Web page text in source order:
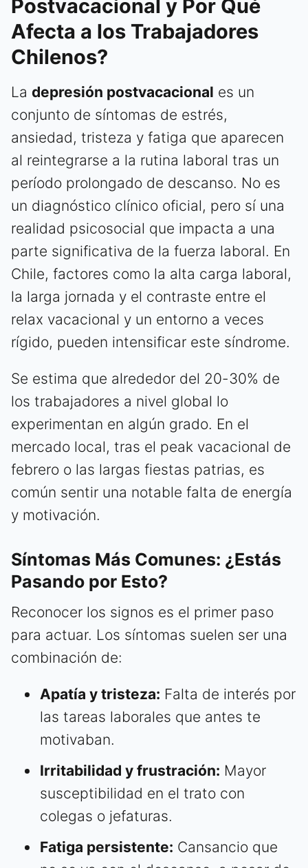
Postvacacional y Por Qué
Afecta a los Trabajadores
Chilenos?
La depresión postvacacional es un
conjunto de síntomas de estrés,
ansiedad, tristeza y fatiga que aparecen
al reintegrarse a la rutina laboral tras un
período prolongado de descanso. No es
un diagnóstico clínico oficial, pero sí una
realidad psicosocial que impacta a una
parte significativa de la fuerza laboral. En
Chile, factores como la alta carga laboral,
la larga jornada y el contraste entre el
relax vacacional y un entorno a veces
rígido, pueden intensificar este síndrome.
Se estima que alrededor del 20-30% de
los trabajadores a nivel global lo
experimentan en algún grado. En el
mercado local, tras el peak vacacional de
febrero o las largas fiestas patrias, es
común sentir una notable falta de energía
y motivación.
Síntomas Más Comunes: ¿Estás
Pasando por Esto?
Reconocer los signos es el primer paso
para actuar. Los síntomas suelen ser una
combinación de:
Apatía y tristeza: Falta de interés por
las tareas laborales que antes te
motivaban.
Irritabilidad y frustración: Mayor
susceptibilidad en el trato con
colegas o jefaturas.
Fatiga persistente: Cansancio que